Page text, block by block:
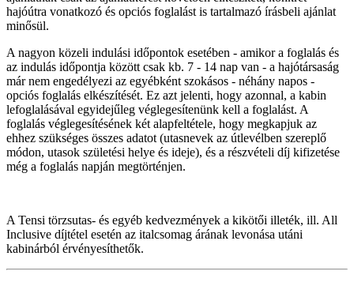
hajóútra vonatkozó és opciós foglalást is tartalmazó írásbeli ajánlat
minősül.
A nagyon közeli indulási időpontok esetében - amikor a foglalás és
az indulás időpontja között csak kb. 7 - 14 nap van - a hajótársaság
már nem engedélyezi az egyébként szokásos - néhány napos -
opciós foglalás elkészítését. Ez azt jelenti, hogy azonnal, a kabin
lefoglalásával egyidejűleg véglegesítenünk kell a foglalást. A
foglalás véglegesítésének két alapfeltétele, hogy megkapjuk az
ehhez szükséges összes adatot (utasnevek az útlevélben szereplő
módon, utasok születési helye és ideje), és a részvételi díj kifizetése
még a foglalás napján megtörténjen.
A Tensi törzsutas- és egyéb kedvezmények a kikötői illeték, ill. All
Inclusive díjtétel esetén az italcsomag árának levonása utáni
kabinárból érvényesíthetők.